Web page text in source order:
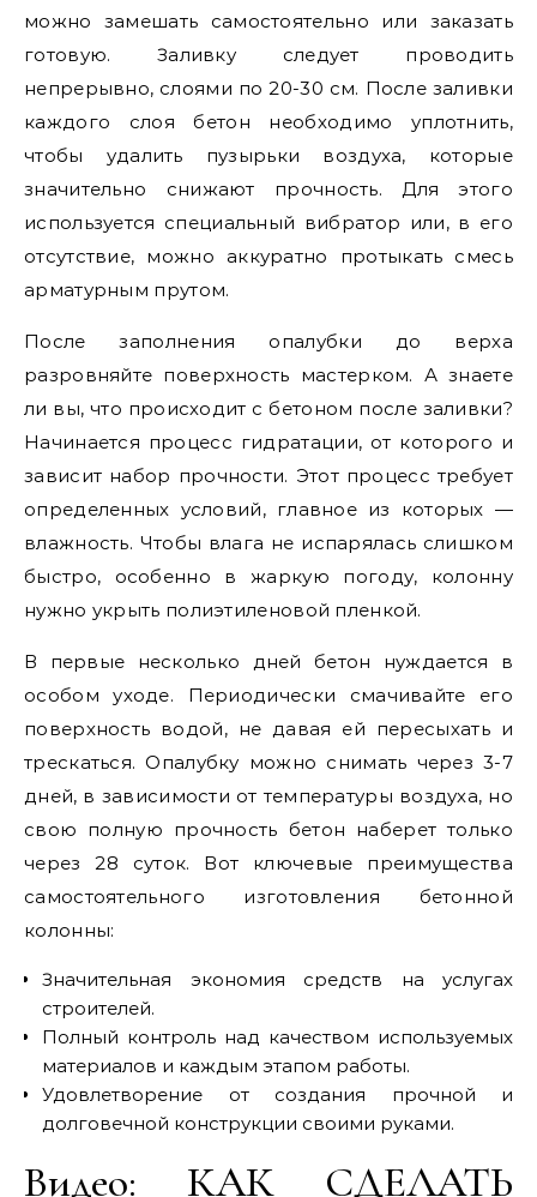
можно замешать самостоятельно или заказать
готовую. Заливку следует проводить
непрерывно, слоями по 20-30 см. После заливки
каждого слоя бетон необходимо уплотнить,
чтобы удалить пузырьки воздуха, которые
значительно снижают прочность. Для этого
используется специальный вибратор или, в его
отсутствие, можно аккуратно протыкать смесь
арматурным прутом.
После заполнения опалубки до верха
разровняйте поверхность мастерком. А знаете
ли вы, что происходит с бетоном после заливки?
Начинается процесс гидратации, от которого и
зависит набор прочности. Этот процесс требует
определенных условий, главное из которых —
влажность. Чтобы влага не испарялась слишком
быстро, особенно в жаркую погоду, колонну
нужно укрыть полиэтиленовой пленкой.
В первые несколько дней бетон нуждается в
особом уходе. Периодически смачивайте его
поверхность водой, не давая ей пересыхать и
трескаться. Опалубку можно снимать через 3-7
дней, в зависимости от температуры воздуха, но
свою полную прочность бетон наберет только
через 28 суток. Вот ключевые преимущества
самостоятельного изготовления бетонной
колонны:
Значительная экономия средств на услугах
строителей.
Полный контроль над качеством используемых
материалов и каждым этапом работы.
Удовлетворение от создания прочной и
долговечной конструкции своими руками.
Видео: КАК СДЕЛАТЬ